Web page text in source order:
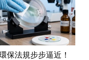
保法規步步逼近！